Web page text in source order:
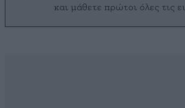
και μάθετε πρώτοι όλες τις